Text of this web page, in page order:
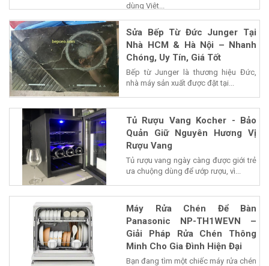
dùng Việt...
Sửa Bếp Từ Đức Junger Tại
Nhà HCM & Hà Nội – Nhanh
Chóng, Uy Tín, Giá Tốt
Bếp từ Junger là thương hiệu Đức,
nhà máy sản xuất được đặt tại...
Tủ Rượu Vang Kocher - Bảo
Quản Giữ Nguyên Hương Vị
Rượu Vang
Tủ rượu vang ngày càng được giới trẻ
ưa chuộng dùng để ướp rượu, vì...
Máy Rửa Chén Để Bàn
Panasonic NP-TH1WEVN –
Giải Pháp Rửa Chén Thông
Minh Cho Gia Đình Hiện Đại
Bạn đang tìm một chiếc máy rửa chén